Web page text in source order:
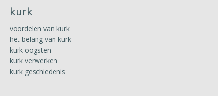
kurk
voordelen van kurk
het belang van kurk
kurk oogsten
kurk verwerken
kurk geschiedenis